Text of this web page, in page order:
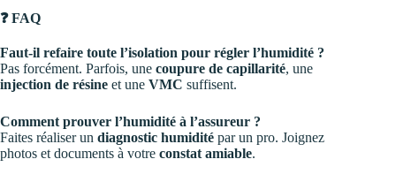
❓ FAQ
Faut-il refaire toute l’isolation pour régler l’humidité ?
Pas forcément. Parfois, une coupure de capillarité, une
injection de résine et une VMC suffisent.
Comment prouver l’humidité à l’assureur ?
Faites réaliser un diagnostic humidité par un pro. Joignez
photos et documents à votre constat amiable.